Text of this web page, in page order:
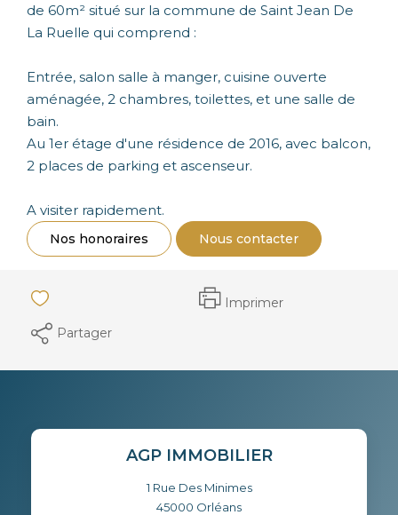
de 60m² situé sur la commune de Saint Jean De
La Ruelle qui comprend :
Entrée, salon salle à manger, cuisine ouverte
aménagée, 2 chambres, toilettes, et une salle de
bain.
Au 1er étage d'une résidence de 2016, avec balcon,
2 places de parking et ascenseur.
A visiter rapidement.
Nos honoraires Nous contacter
Imprimer
Partager
AGP IMMOBILIER
1 Rue Des Minimes
45000 Orléans